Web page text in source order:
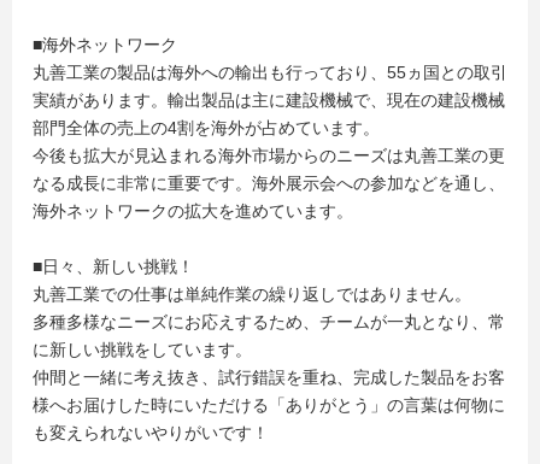
■海外ネットワーク
丸善工業の製品は海外への輸出も行っており、55ヵ国との取引
実績があります。輸出製品は主に建設機械で、現在の建設機械
部門全体の売上の4割を海外が占めています。
今後も拡大が見込まれる海外市場からのニーズは丸善工業の更
なる成長に非常に重要です。海外展示会への参加などを通し、
海外ネットワークの拡大を進めています。
■日々、新しい挑戦！
丸善工業での仕事は単純作業の繰り返しではありません。
多種多様なニーズにお応えするため、チームが一丸となり、常
に新しい挑戦をしています。
仲間と一緒に考え抜き、試行錯誤を重ね、完成した製品をお客
様へお届けした時にいただける「ありがとう」の言葉は何物に
も変えられないやりがいです！